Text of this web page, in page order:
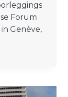
Forum
Genève,